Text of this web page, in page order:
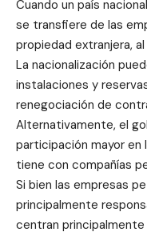
Cuando un país
se transfiere de las
propiedad extranjera,
La nacionalización
instalaciones y
renegociación de
Alternativamente, el
participación mayor en
tiene con compañías
Si bien las empresas
principalmente
centran principalmente